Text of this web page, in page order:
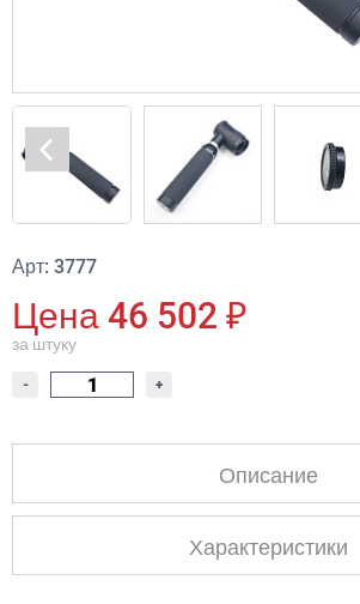
Арт: 3777
Цена 46 502 ₽
за штуку
- +
Описание
Характеристики